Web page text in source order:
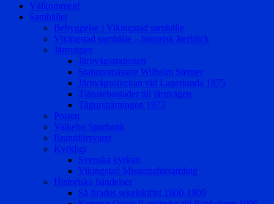
Välkommen!
Samhället
Bebyggelse i Vikingstad samhälle
Vikingstad samhälle – historisk återblick
Järnvägen
Järnvägsstationen
Stationsmästare Wilhelm Sterner
Järnvägsolyckan vid Lagerlunda 1875
Tjänstebostäder till järnvägen
Tågurspårningen 1973
Posten
Valkebo Sparbank
Brandförsvaret
Kyrkligt
Svenska kyrkan
Vikingstad Missionsförsamling
Historiska händelser
Så firades sekelskiftet 1800-1900